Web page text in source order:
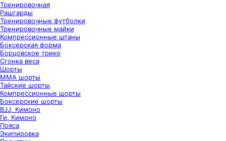
Тренировочная
Рашгарды
Тренировочные футболки
Тренировочные майки
Компрессионные штаны
Боксерская форма
Борцовское трико
Сгонка веса
Шорты
ММА шорты
Тайские шорты
Компрессионные шорты
Боксерские шорты
BJJ, Кимоно
Ги, Кимоно
Пояса
Экипировка